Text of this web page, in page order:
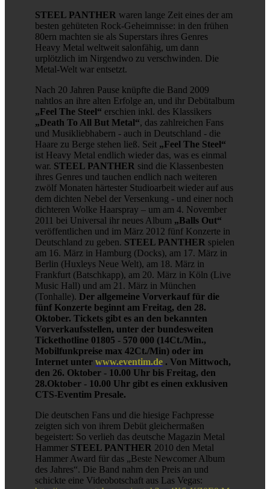
STEEL PANTHER waren lange Zeit eines der am
besten gehüteten Rock-Geheimnisse: in den frühen
80ern machten sie als Superstars ihres Genres
Heavy Metal weltweit salonfähig, um dann
urplötzlich im Nirgendwo zu verschwinden. Die
Metal-Welt war entsetzt.
Nach 20 Jahren Pause knüpfte die Band 2009
nahtlos an ihre alten Erfolge an, und ihr Debütalbum
„Feel The Steel“ erschien inkl. des Klassikers
„Death To All But Metal“, das zahlreichen Fans
und Musikliebhabern - auch in Deutschland - die
Haare zu Berge stehen ließ. Seit „Feel The Steel“
ist Heavy Metal endlich wieder das, was es einmal
war. STEEL PANTHER sind die Klassenbesten
ihres Genres und tauchen endlich nach weiteren
zwölf Monaten härtester Studioarbeit wieder auf aus
dem dichten Nebel der Versenkung - und einer noch
dichteren Wolke Haarspray – um am 4. November
2011 bei Universal ihr neues Album „Balls Out“
veröffentlichen und im März 2012 fünf Konzerte in
Deutschland zu geben. STEEL PANTHER spielen
am 16. März in Hamburg (Docks), am 17. März in
Berlin (Huxleys Neue Welt), am 18. März in
Frankfurt (Batschkapp), am 20. März in Köln (Live
Music Hall) und am 21. März in München
(Tonhalle). Der allgemeine Vorverkauf für die
fünf Konzerte beginnt am Freitag, den 28.
Oktober. Tickets gibt es an den bekannten
Vorverkaufsstellen, unter der bundesweiten
Tickethotline 01805 - 570 000 (14Ct./Min.,
Mobilfunkpreise max 42Ct./Min) oder im
Internet unter www.eventim.de . Von Mittwoch,
den 26. Oktober - 10.00 Uhr bis Freitag, den
28.Oktober - 10.00 Uhr gibt es einen exklusiven
CTS-Eventim Presale.
Die deutschen Fans und die hiesige Fachpresse
zeigten sich von ihrem Debüt gleichermaßen
begeistert: So verlieh das deutsche Magazin Metal
Hammer STEEL PANTHER 2010 den Metal
Hammer Award für das „Beste Newcomer Album
des Jahres“. Die Band nahm den Preis an und
schickte eine Videobotschaft aus Las Vegas: